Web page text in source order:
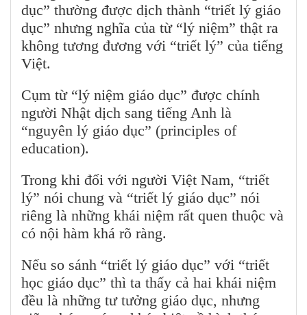
dục” thường được dịch thành “triết lý giáo
dục” nhưng nghĩa của từ “lý niệm” thật ra
không tương đương với “triết lý” của tiếng
Việt.
Cụm từ “lý niệm giáo dục” được chính
người Nhật dịch sang tiếng Anh là
“nguyên lý giáo dục” (principles of
education).
Trong khi đối với người Việt Nam, “triết
lý” nói chung và “triết lý giáo dục” nói
riêng là những khái niệm rất quen thuộc và
có nội hàm khá rõ ràng.
Nếu so sánh “triết lý giáo dục” với “triết
học giáo dục” thì ta thấy cả hai khái niệm
đều là những tư tưởng giáo dục, nhưng